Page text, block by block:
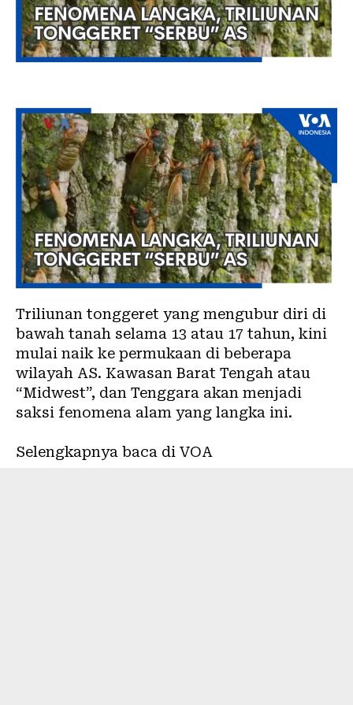
Triliunan tonggeret yang mengubur diri di
bawah tanah selama 13 atau 17 tahun, kini
mulai naik ke permukaan di beberapa
wilayah AS. Kawasan Barat Tengah atau
“Midwest”, dan Tenggara akan menjadi
saksi fenomena alam yang langka ini.
Selengkapnya baca di VOA